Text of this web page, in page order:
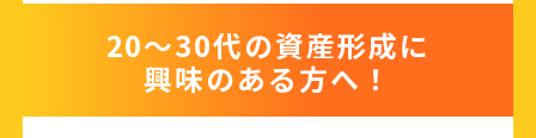
20〜30代の資産形成に
興味のある方へ！